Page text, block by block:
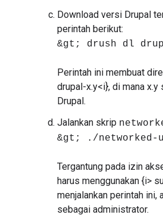
Download versi Drupal
perintah berikut:
&gt; drush dl
Perintah ini membuat
drupal-x.y<i}, di mana
Drupal.
Jalankan skrip
&gt; ./networked-
Tergantung pada izin
harus menggunakan {i>
menjalankan perintah ini,
sebagai administrator.